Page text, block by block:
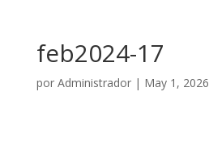
feb2024-17
por Administrador| May 1, 2026